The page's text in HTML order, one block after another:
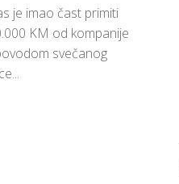
je imao čast primiti
KM od kompanije
svečanog